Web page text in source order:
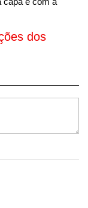
dos